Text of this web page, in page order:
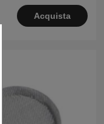
Acquista